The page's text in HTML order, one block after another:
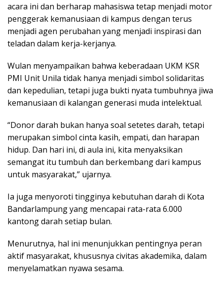
acara ini dan berharap mahasiswa tetap menjadi motor
penggerak kemanusiaan di kampus dengan terus
menjadi agen perubahan yang menjadi inspirasi dan
teladan dalam kerja-kerjanya.
Wulan menyampaikan bahwa keberadaan UKM KSR
PMI Unit Unila tidak hanya menjadi simbol solidaritas
dan kepedulian, tetapi juga bukti nyata tumbuhnya jiwa
kemanusiaan di kalangan generasi muda intelektual.
“Donor darah bukan hanya soal setetes darah, tetapi
merupakan simbol cinta kasih, empati, dan harapan
hidup. Dan hari ini, di aula ini, kita menyaksikan
semangat itu tumbuh dan berkembang dari kampus
untuk masyarakat,” ujarnya.
Ia juga menyoroti tingginya kebutuhan darah di Kota
Bandarlampung yang mencapai rata-rata 6.000
kantong darah setiap bulan.
Menurutnya, hal ini menunjukkan pentingnya peran
aktif masyarakat, khususnya civitas akademika, dalam
menyelamatkan nyawa sesama.